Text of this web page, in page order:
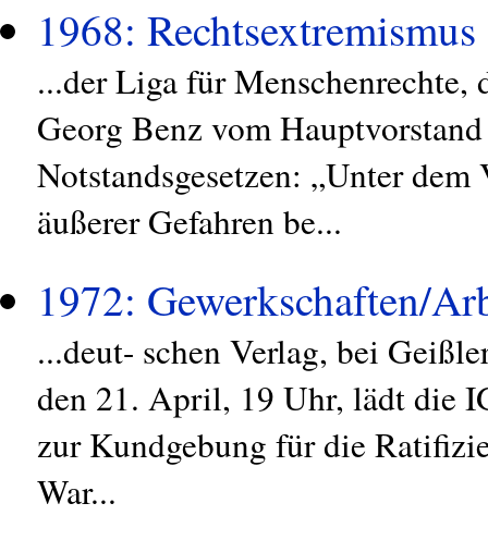
1968: Rechtsextremismus
...der Liga für
Georg Benz vom
Notstandsgesetzen: „Unter
äußerer Gefahren be...
1972: Gewerkschaften/
...deut- schen Verlag, bei
den 21. April, 19 Uhr, lädt die
zur Kundgebung für die
War...